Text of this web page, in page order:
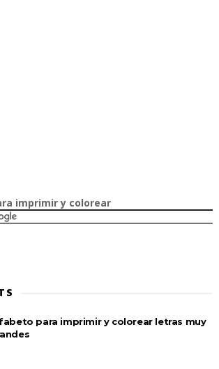
imprimir y colorear
para imprimir y colorear letras muy